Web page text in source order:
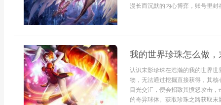
漫长而沉默的内心博弈，账号里封
我的世界珍珠怎么做
认识末影珍珠在浩瀚的我的世界
物，无法通过挖掘直接获得，其
目光交汇，便会招致其愤怒攻击
的奇异球体。获取珍珠之路获取